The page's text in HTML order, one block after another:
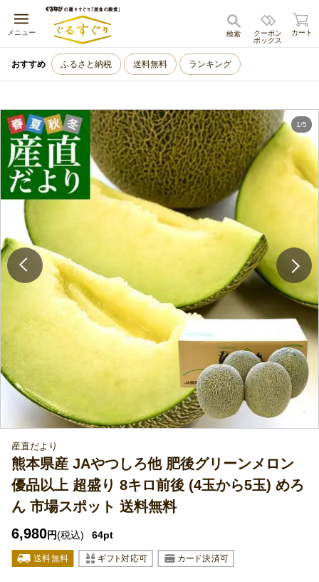
メニュー
キャンセル
クーポン
ボックス
検索 カート
おすすめ ふるさと納税 送料無料 ランキング
1/5
産直だより
熊本県産 JAやつしろ他 肥後グリーンメロン
優品以上 超盛り 8キロ前後 (4玉から5玉) めろ
ん 市場スポット 送料無料
6,980円(税込) 64pt